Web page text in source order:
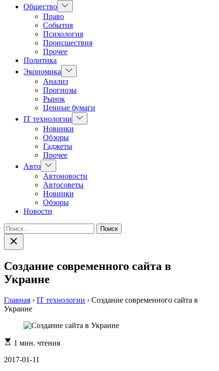
Общество Показать
подменю
Право
События
Психология
Происшествия
Прочее
Политика
Экономика
Показать
подменю
Анализ
Прогнозы
Рынок
Ценные бумаги
IT технологии
Показать
подменю
Новинки
Обзоры
Гаджеты
Прочее
Авто Показать
подменю
Автоновости
Автосоветы
Новинки
Обзоры
Новости
Найти:
Закрыть
поиск
Создание современного сайта в
Украине
Главная › IT технологии › Создание современного сайта в
Украине
Расчетное
чтения
1 мин. чтения
2017-01-11